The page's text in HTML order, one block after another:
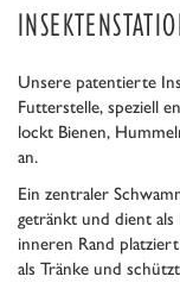
Unsere patentierte
Futterstelle, speziell
lockt Bienen,
an.
Ein zentraler
getränkt und dient
inneren Rand
als Tränke und